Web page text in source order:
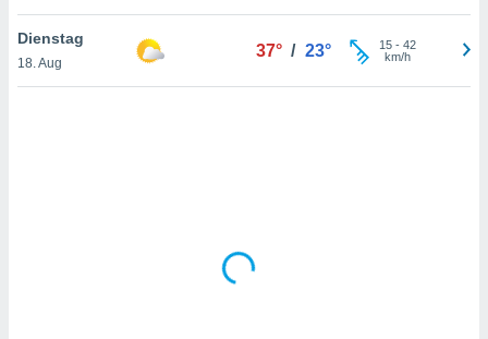
weiterhin
Dienstag
18. Aug
37° / 23° 15- 42
km/h